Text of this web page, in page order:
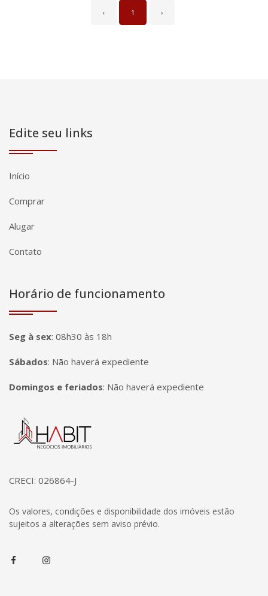
‹ 1 ›
Edite seu links
Início
Comprar
Alugar
Contato
Horário de funcionamento
Seg à sex: 08h30 às 18h
Sábados: Não haverá expediente
Domingos e feriados: Não haverá expediente
Página inicial
CRECI: 026864-J
Os valores, condições e disponibilidade dos imóveis estão
sujeitos a alterações sem aviso prévio.
FacebookInstagram